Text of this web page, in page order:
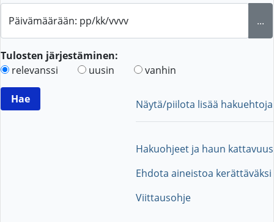
Päivämäärään: pp/kk/vvvv ...
Tulosten järjestäminen:
relevanssi
uusin vanhin
Näytä/piilota lisää hakuehtoja
Hakuohjeet ja haun kattavuus
Ehdota aineistoa kerättäväksi
Viittausohje